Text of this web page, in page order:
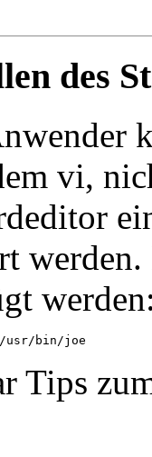
des
vi,
werden:
usr/bin/joe
Tips